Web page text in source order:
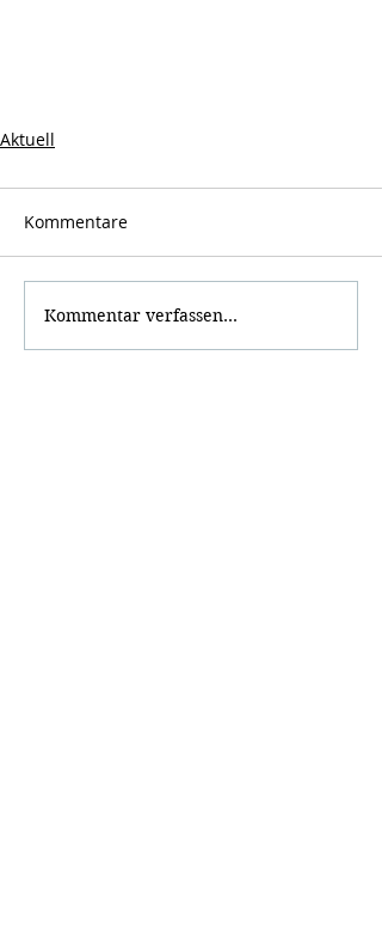
Aktuell
Kommentare
Kommentar verfassen...